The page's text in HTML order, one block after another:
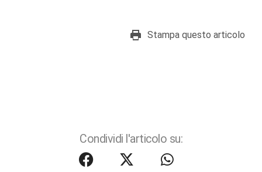
Stampa questo articolo
Condividi l'articolo su: